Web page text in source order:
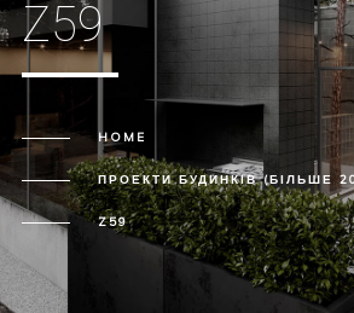
Z59
HOME
ПРОЕКТИ БУДИНКІВ (БІЛЬШЕ
Z59